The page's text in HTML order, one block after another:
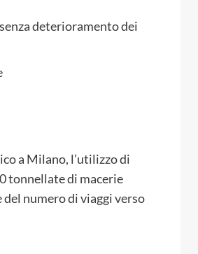
deterioramento dei
a Milano, l’utilizzo di
tonnellate di macerie
numero di viaggi verso